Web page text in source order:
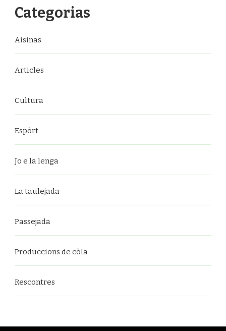
Categorias
Aisinas
Articles
Cultura
Espòrt
Jo e la lenga
La taulejada
Passejada
Produccions de còla
Rescontres